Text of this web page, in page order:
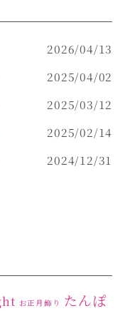
2026/04/13
2025/04/02
2025/03/12
2025/02/14
2024/12/31
お正月飾り たんぽ